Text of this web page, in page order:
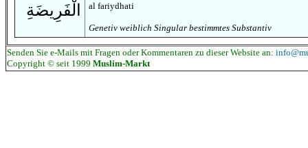
الْفَرِيضَةِ al fariydhati
Genetiv weiblich Singular bestimmtes Substantiv
Senden Sie e-Mails mit Fragen oder Kommentaren zu dieser Website an:
Copyright © seit 1999 Muslim-Markt